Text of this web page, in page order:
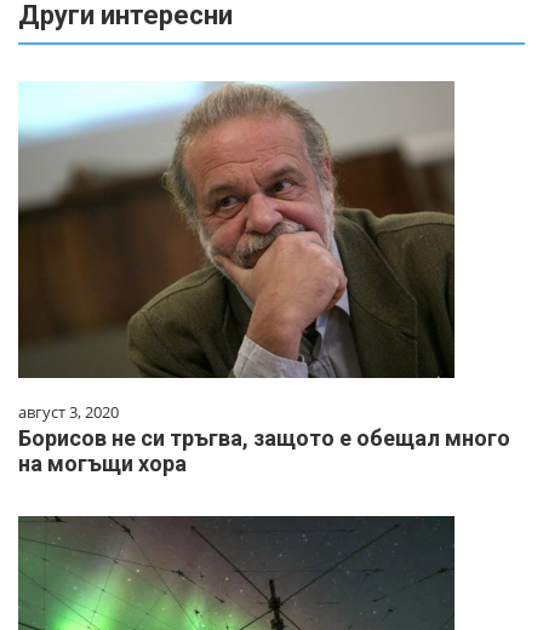
Други интересни
август 3, 2020
Борисов не си тръгва, защото е обещал много
на могъщи хора